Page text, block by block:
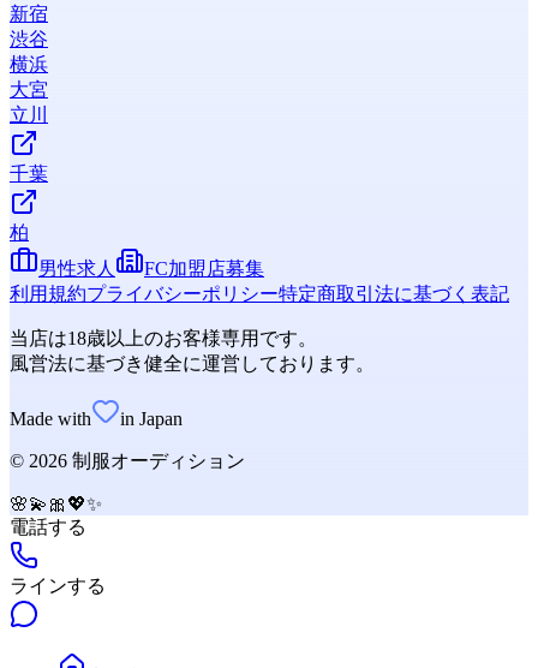
新宿
渋谷
横浜
大宮
立川
千葉
柏
男性求人
FC加盟店募集
利用規約プライバシーポリシー特定商取引法に基づく表記
当店は18歳以上のお客様専用です。
風営法に基づき健全に運営しております。
Made with in Japan
© 2026 制服オーディション
🌸💫 🎀 💖✨
電話する
ラインする